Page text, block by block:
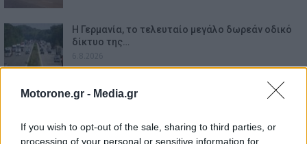
Motorone.gr - Media.gr
If you wish to opt-out of the sale, sharing to third parties, or
processing of your personal or sensitive information for
Η Γερμανία, το τελευταίο μεγάλο δωρεάν οδικό
δίκτυο της…
Λεωφόρος Ποσειδώνος: Νέες κυκλοφοριακές
ρυθμίσεις στο ύψος…